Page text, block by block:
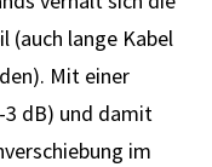
(auch lange Kabel
Mit einer
3 dB) und damit
im